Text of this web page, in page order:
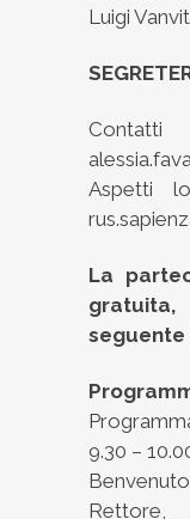
Luigi
Contatti
Aspetti
La
gratuita,
seguente
9.30 –
Rettore,